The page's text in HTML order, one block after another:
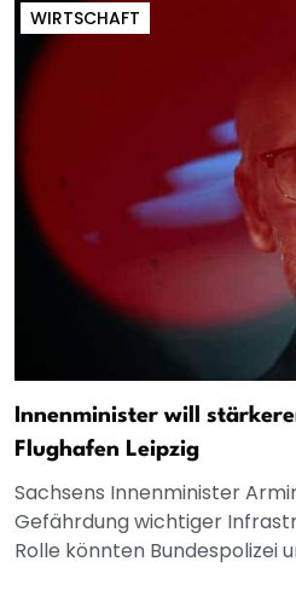
WIRTSCHAFT
Innenminister will
Flughafen Leipzig
Sachsens Innenminister
Gefährdung wichtiger
Rolle könnten Bundespolizei